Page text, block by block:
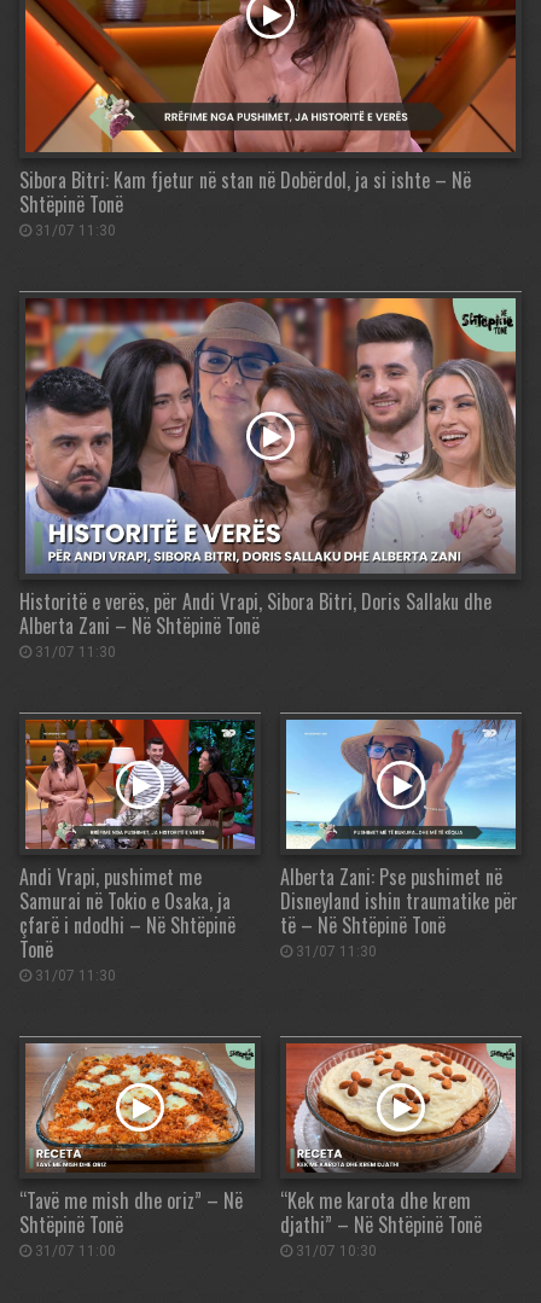
Sibora Bitri: Kam fjetur në stan në Dobërdol, ja si ishte – Në
Shtëpinë Tonë
31/07 11:30
Historitë e verës, për Andi Vrapi, Sibora Bitri, Doris Sallaku dhe
Alberta Zani – Në Shtëpinë Tonë
31/07 11:30
Andi Vrapi, pushimet me
Samurai në Tokio e Osaka, ja
çfarë i ndodhi – Në Shtëpinë
Tonë
31/07 11:30
Alberta Zani: Pse pushimet në
Disneyland ishin traumatike për
të – Në Shtëpinë Tonë
31/07 11:30
“Tavë me mish dhe oriz” – Në
Shtëpinë Tonë
31/07 11:00
“Kek me karota dhe krem
djathi” – Në Shtëpinë Tonë
31/07 10:30